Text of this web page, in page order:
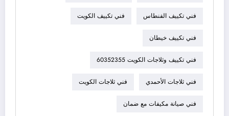
فني تكييف الفنطاس فني تكييف الكويت
فني تكييف خيطان
فني تكييف وثلاجات الكويت 60352355
فني ثلاجات الأحمدي فني ثلاجات الكويت
فني صيانة مكيفات مع ضمان